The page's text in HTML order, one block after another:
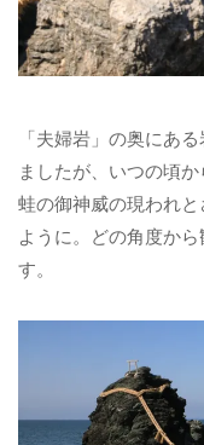
「夫婦岩」の奥にあ
ましたが、いつの頃
蛙の御神威の現われ
ように。どの角度か
す。